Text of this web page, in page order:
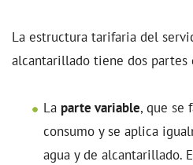
La estructura tarifaria del
alcantarillado tiene dos partes
La parte variable, que se
consumo y se aplica
agua y de alcantarillado.